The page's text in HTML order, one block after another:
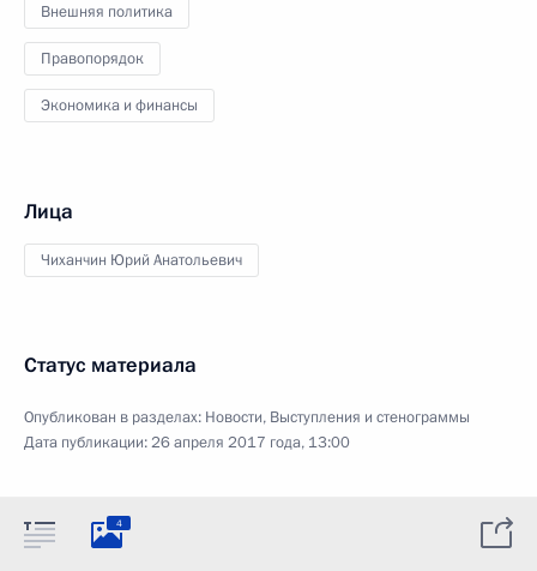
Внешняя политика
Правопорядок
Экономика и финансы
Лица
Чиханчин Юрий Анатольевич
Статус материала
Опубликован в разделах: Новости, Выступления и стенограммы
Дата публикации:26 апреля 2017 года, 13:00
4